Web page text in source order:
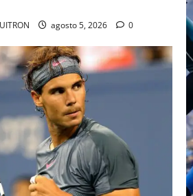
agosto 5, 2026 0